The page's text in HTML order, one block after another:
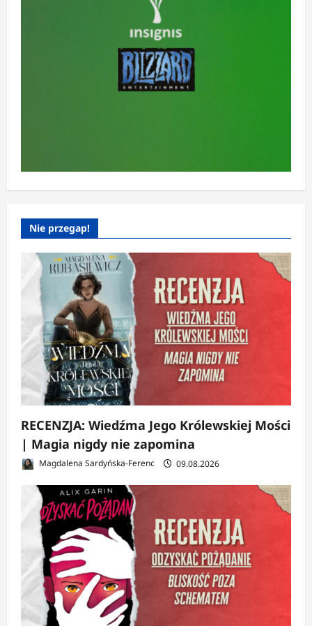
Nie przegap!
RECENZJA: Wiedźma Jego Królewskiej Mości
| Magia nigdy nie zapomina
Magdalena Sardyńska-Ferenc 09.08.2026